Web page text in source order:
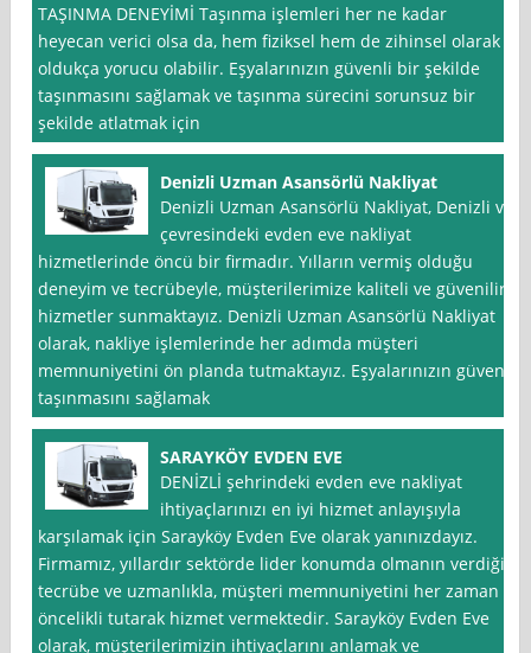
TAŞINMA DENEYİMİ Taşınma işlemleri her ne kadar
heyecan verici olsa da, hem fiziksel hem de zihinsel olarak
oldukça yorucu olabilir. Eşyalarınızın güvenli bir şekilde
taşınmasını sağlamak ve taşınma sürecini sorunsuz bir
şekilde atlatmak için
Denizli Uzman Asansörlü Nakliyat
Denizli Uzman Asansörlü Nakliyat, Denizli ve
çevresindeki evden eve nakliyat
hizmetlerinde öncü bir firmadır. Yılların vermiş olduğu
deneyim ve tecrübeyle, müşterilerimize kaliteli ve güvenilir
hizmetler sunmaktayız. Denizli Uzman Asansörlü Nakliyat
olarak, nakliye işlemlerinde her adımda müşteri
memnuniyetini ön planda tutmaktayız. Eşyalarınızın güvenli
taşınmasını sağlamak
SARAYKÖY EVDEN EVE
DENİZLİ şehrindeki evden eve nakliyat
ihtiyaçlarınızı en iyi hizmet anlayışıyla
karşılamak için Sarayköy Evden Eve olarak yanınızdayız.
Firmamız, yıllardır sektörde lider konumda olmanın verdiği
tecrübe ve uzmanlıkla, müşteri memnuniyetini her zaman
öncelikli tutarak hizmet vermektedir. Sarayköy Evden Eve
olarak, müşterilerimizin ihtiyaçlarını anlamak ve